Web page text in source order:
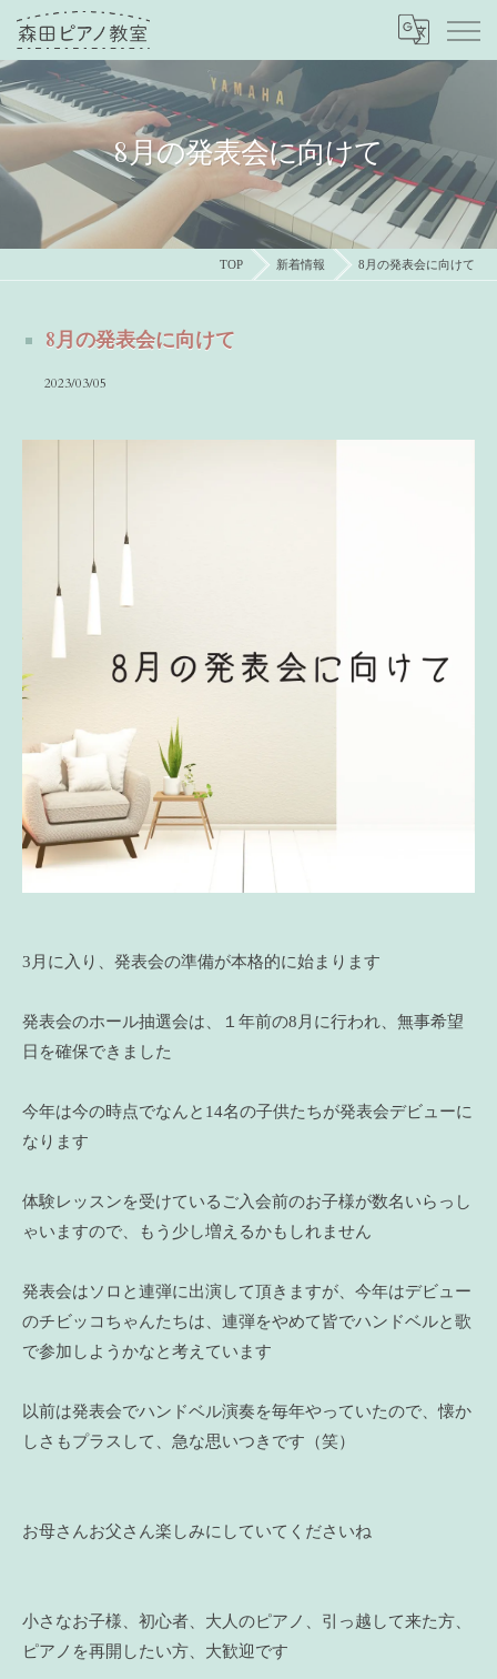
8月の発表会に向けて
TOP 新着情報 8月の発表会に向けて
8月の発表会に向けて
2023/03/05
3月に入り、発表会の準備が本格的に始まります
発表会のホール抽選会は、１年前の8月に行われ、無事希望
日を確保できました
今年は今の時点でなんと14名の子供たちが発表会デビューに
なります
体験レッスンを受けているご入会前のお子様が数名いらっし
ゃいますので、もう少し増えるかもしれません
発表会はソロと連弾に出演して頂きますが、今年はデビュー
のチビッコちゃんたちは、連弾をやめて皆でハンドベルと歌
で参加しようかなと考えています
以前は発表会でハンドベル演奏を毎年やっていたので、懐か
しさもプラスして、急な思いつきです（笑）
お母さんお父さん楽しみにしていてくださいね
小さなお子様、初心者、大人のピアノ、引っ越して来た方、
ピアノを再開したい方、大歓迎です